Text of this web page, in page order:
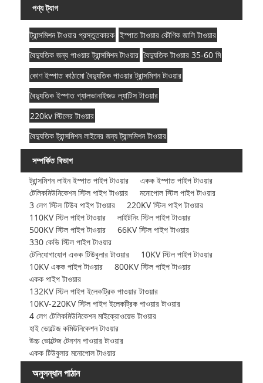
পণ্য ট্যাগ
ট্রান্সমিশন টাওয়ার প্রস্তুতকারক ইস্পাত টাওয়ার কৌণিক জালি টাওয়ার
বৈদ্যুতিক জন্য পাওয়ার ট্রান্সমিশন টাওয়ার বৈদ্যুতিক টাওয়ার 35-60 মি
কোণ ইস্পাত কাঠামো বৈদ্যুতিক পাওয়ার ট্রান্সমিশন টাওয়ার
বৈদ্যুতিক ইস্পাত গ্যালভানাইজড ল্যাটিস টাওয়ার
220kv স্টিলের টাওয়ার
বৈদ্যুতিক ট্রান্সমিশন লাইনের জন্য ট্রান্সমিশন টাওয়ার
সম্পর্কিত বিভাগ
ট্রান্সমিশন লাইন ইস্পাত পাইপ টাওয়ার
একক ইস্পাত পাইপ টাওয়ার
টেলিকমিউনিকেশন স্টিল পাইপ টাওয়ার
মনোপোল স্টিল পাইপ টাওয়ার
3 লেগ স্টিল টিউব পাইপ টাওয়ার
220KV স্টিল পাইপ টাওয়ার
110KV স্টিল পাইপ টাওয়ার
লাইটনিং স্টিল পাইপ টাওয়ার
500KV স্টিল পাইপ টাওয়ার
66KV স্টিল পাইপ টাওয়ার
330 কেভি স্টিল পাইপ টাওয়ার
টেলিযোগাযোগ একক টিউবুলার টাওয়ার
10KV স্টিল পাইপ টাওয়ার
10KV একক পাইপ টাওয়ার
800KV স্টিল পাইপ টাওয়ার
একক পাইপ টাওয়ার
132KV স্টিল পাইপ ইলেকট্রিক পাওয়ার টাওয়ার
10KV-220KV স্টিল পাইপ ইলেকট্রিক পাওয়ার টাওয়ার
4 লেগ টেলিকমিউনিকেশন মাইক্রোওয়েভ টাওয়ার
হাই ভোল্টেজ কমিউনিকেশন টাওয়ার
উচ্চ ভোল্টেজ টেনশন পাওয়ার টাওয়ার
একক টিউবুলার মনোপোল টাওয়ার
অনুসন্ধান পাঠান